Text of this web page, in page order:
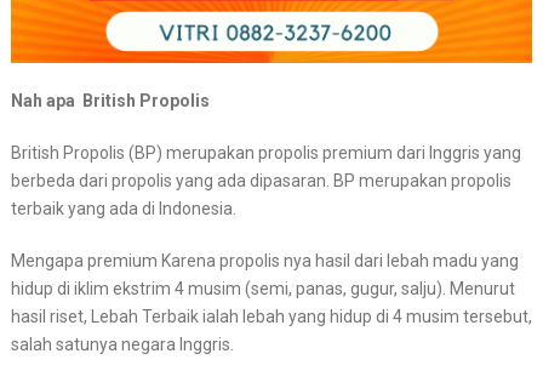
Nah apa British Propolis
British Propolis (BP) merupakan propolis premium dari Inggris yang
berbeda dari propolis yang ada dipasaran. BP merupakan propolis
terbaik yang ada di Indonesia.
Mengapa premium Karena propolis nya hasil dari lebah madu yang
hidup di iklim ekstrim 4 musim (semi, panas, gugur, salju). Menurut
hasil riset, Lebah Terbaik ialah lebah yang hidup di 4 musim tersebut,
salah satunya negara Inggris.